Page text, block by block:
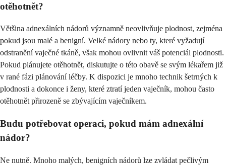
otěhotnět?
Většina adnexálních nádorů významně neovlivňuje plodnost, zejména
pokud jsou malé a benigní. Velké nádory nebo ty, které vyžadují
odstranění vaječné tkáně, však mohou ovlivnit váš potenciál plodnosti.
Pokud plánujete otěhotnět, diskutujte o této obavě se svým lékařem již
v rané fázi plánování léčby. K dispozici je mnoho technik šetrných k
plodnosti a dokonce i ženy, které ztratí jeden vaječník, mohou často
otěhotnět přirozeně se zbývajícím vaječníkem.
Budu potřebovat operaci, pokud mám adnexální
nádor?
Ne nutně. Mnoho malých, benigních nádorů lze zvládat pečlivým